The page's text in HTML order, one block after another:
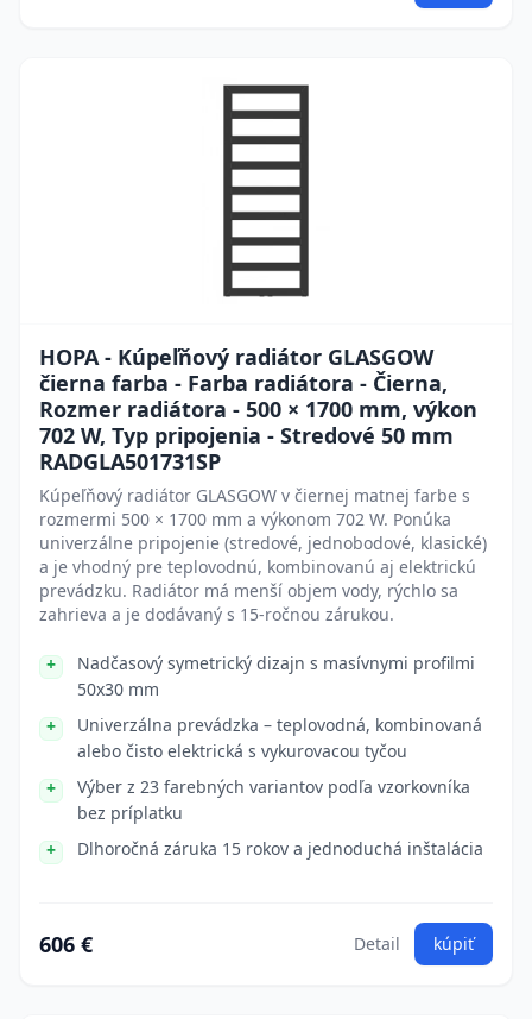
HOPA - Kúpeľňový radiátor GLASGOW
čierna farba - Farba radiátora - Čierna,
Rozmer radiátora - 500 × 1700 mm, výkon
702 W, Typ pripojenia - Stredové 50 mm
RADGLA501731SP
Kúpeľňový radiátor GLASGOW v čiernej matnej farbe s
rozmermi 500 × 1700 mm a výkonom 702 W. Ponúka
univerzálne pripojenie (stredové, jednobodové, klasické)
a je vhodný pre teplovodnú, kombinovanú aj elektrickú
prevádzku. Radiátor má menší objem vody, rýchlo sa
zahrieva a je dodávaný s 15-ročnou zárukou.
Nadčasový symetrický dizajn s masívnymi profilmi
50x30 mm
Univerzálna prevádzka – teplovodná, kombinovaná
alebo čisto elektrická s vykurovacou tyčou
Výber z 23 farebných variantov podľa vzorkovníka
bez príplatku
Dlhoročná záruka 15 rokov a jednoduchá inštalácia
606 € Detail kúpiť